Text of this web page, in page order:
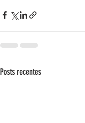
Posts recentes